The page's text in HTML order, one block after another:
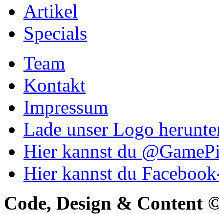
Artikel
Specials
Team
Kontakt
Impressum
Lade unser Logo
Hier kannst du
Hier kannst du
Code, Design & Content